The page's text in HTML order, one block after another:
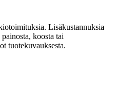
Lisäkustannuksia
koosta tai
tuotekuvauksesta.